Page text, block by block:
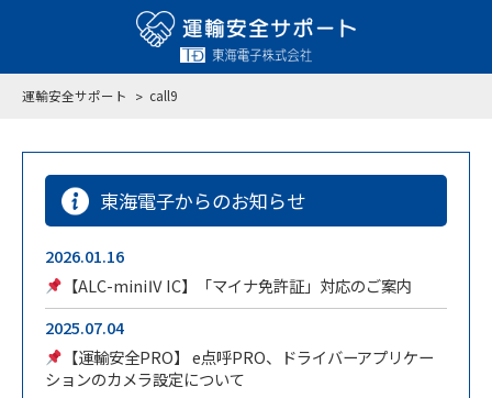
運輸安全サポート call9
東海電子からのお知らせ
2026.01.16
【ALC-miniⅣ IC】「マイナ免許証」対応のご案内
2025.07.04
【運輸安全PRO】 e点呼PRO、ドライバーアプリケー
ションのカメラ設定について